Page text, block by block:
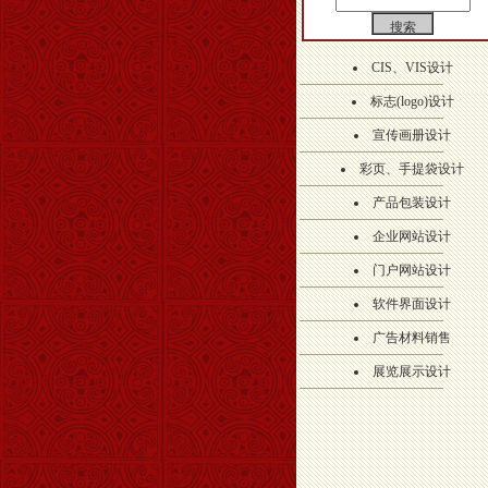
CIS、VIS设计
标志(logo)设计
宣传画册设计
彩页、手提袋设计
产品包装设计
企业网站设计
门户网站设计
软件界面设计
广告材料销售
展览展示设计